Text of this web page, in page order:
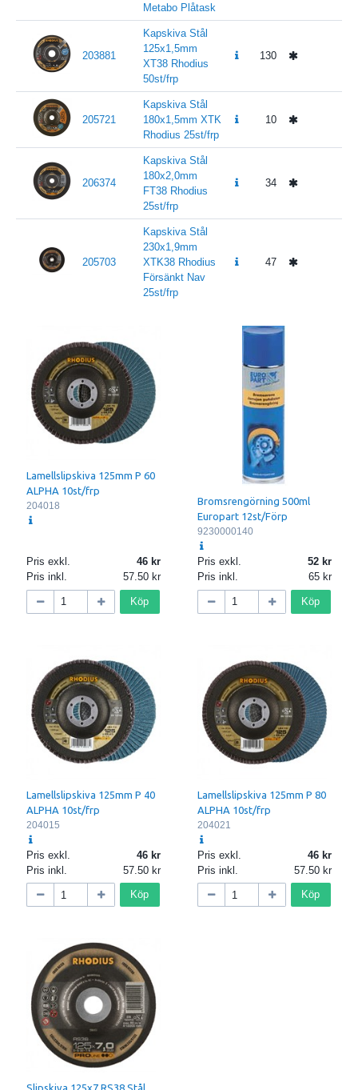
Metabo Plåtask
203881
Kapskiva Stål
125x1,5mm
XT38 Rhodius
50st/frp
130
205721
Kapskiva Stål
180x1,5mm XTK
Rhodius 25st/frp
10
206374
Kapskiva Stål
180x2,0mm
FT38 Rhodius
25st/frp
34
205703
Kapskiva Stål
230x1,9mm
XTK38 Rhodius
Försänkt Nav
25st/frp
47
Lamellslipskiva 125mm P 60
ALPHA 10st/frp
204018
Pris exkl.
46
Pris inkl.
57.50
Köp
Bromsrengörning 500ml
Europart 12st/Förp
9230000140
Pris exkl.
52
Pris inkl.
65
Köp
Lamellslipskiva 125mm P 40
ALPHA 10st/frp
204015
Pris exkl.
46
Pris inkl.
57.50
Köp
Lamellslipskiva 125mm P 80
ALPHA 10st/frp
204021
Pris exkl.
46
Pris inkl.
57.50
Köp